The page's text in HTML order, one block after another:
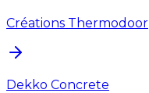
Créations Thermodoor
Dekko Concrete